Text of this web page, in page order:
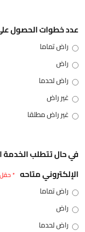
عدد خطوات الحصول
راض تماما
راض
راض لحدما
غير راض
غير راض مطلقا
في حال تتطلب الخدمة
الإلكتروني متاحه *
راض تماما
راض
راض لحدما